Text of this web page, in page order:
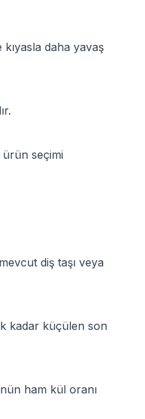
daha yavaş
ürün seçimi
diş taşı veya
kadar küçülen son
ham kül oranı